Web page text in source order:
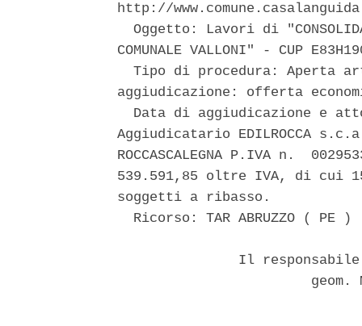
http://
Oggetto: Lavori di
COMUNALE VALLONI" - CUP
Tipo di procedura: Aperta
aggiudicazione: offerta
Data di aggiudicazione e
Aggiudicatario EDILROCCA
ROCCASCALEGNA P.IVA n.
539.591,85 oltre IVA, di cui
soggetti a ribasso.
  Ricorso: TAR ABRUZZO ( PE )
Il